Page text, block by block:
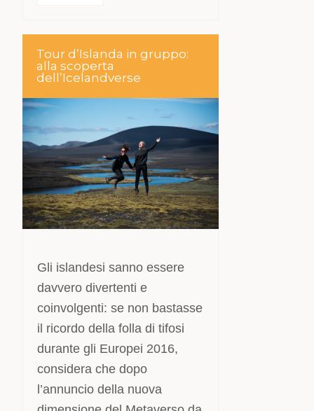
Tour d’Islanda in gruppo:
alla scoperta
dell’Icelandverse
Gli islandesi sanno essere
davvero divertenti e
coinvolgenti: se non bastasse
il ricordo della folla di tifosi
durante gli Europei 2016,
considera che dopo
l’annuncio della nuova